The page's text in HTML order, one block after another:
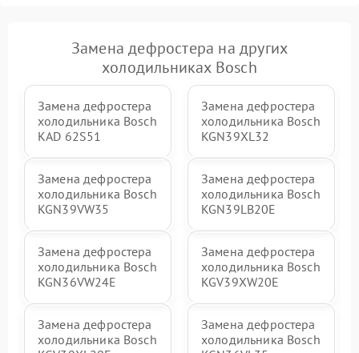
Замена дефростера на других
холодильниках Bosch
Замена дефростера
холодильника Bosch
KAD 62S51
Замена дефростера
холодильника Bosch
KGN39XL32
Замена дефростера
холодильника Bosch
KGN39VW35
Замена дефростера
холодильника Bosch
KGN39LB20E
Замена дефростера
холодильника Bosch
KGN36VW24E
Замена дефростера
холодильника Bosch
KGV39XW20E
Замена дефростера
холодильника Bosch
Замена дефростера
холодильника Bosch